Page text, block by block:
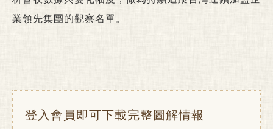
業領先集團的觀察名單。
登入會員即可下載完整圖解情報